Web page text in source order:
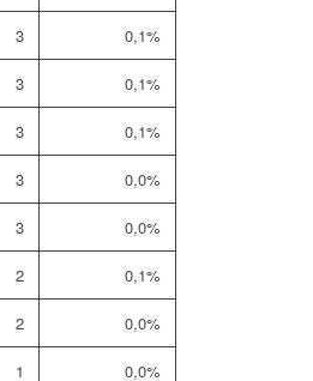
3 0,1%
3 0,1%
3 0,1%
3 0,0%
3 0,0%
2 0,1%
2 0,0%
1 0,0%